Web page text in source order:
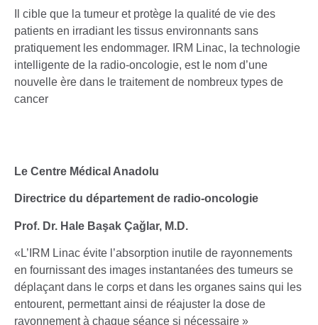
Il cible que la tumeur et protège la qualité de vie des
patients en irradiant les tissus environnants sans
pratiquement les endommager. IRM Linac, la technologie
intelligente de la radio-oncologie, est le nom d’une
nouvelle ère dans le traitement de nombreux types de
cancer
Le Centre Médical Anadolu
Directrice du département de radio-oncologie
Prof. Dr. Hale Başak Çağlar, M.D.
«L’IRM Linac évite l’absorption inutile de rayonnements
en fournissant des images instantanées des tumeurs se
déplaçant dans le corps et dans les organes sains qui les
entourent, permettant ainsi de réajuster la dose de
rayonnement à chaque séance si nécessaire »